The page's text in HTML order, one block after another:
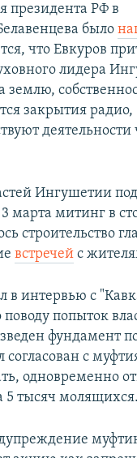
президента РФ в
было
что Евкуров
лидера
землю,
закрытия радио,
деятельности
Ингушетии
3 марта митинг в
строительство
встречей с
интервью с
попыток
фундамент
с
одновременно
5 тысяч молящихся.